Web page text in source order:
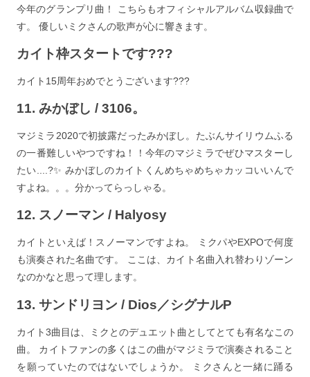
今年のグランプリ曲！ こちらもオフィシャルアルバム収録曲で
す。 優しいミクさんの歌声が心に響きます。
カイト枠スタートです???
カイト15周年おめでとうございます???
11. みかぼし / 3106。
マジミラ2020で初披露だったみかぼし。たぶんサイリウムふる
の一番難しいやつですね！！今年のマジミラでぜひマスターし
たい....?✨ みかぼしのカイトくんめちゃめちゃカッコいいんで
すよね。。。分かってらっしゃる。
12. スノーマン / Halyosy
カイトといえば！スノーマンですよね。 ミクパやEXPOで何度
も演奏された名曲です。 ここは、カイト名曲入れ替わりゾーン
なのかなと思って理します。
13. サンドリヨン / Dios／シグナルP
カイト3曲目は、ミクとのデュエット曲としてとても有名なこの
曲。 カイトファンの多くはこの曲がマジミラで演奏されること
を願っていたのではないでしょうか。 ミクさんと一緒に踊る